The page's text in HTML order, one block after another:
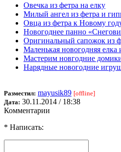
Овечка из фетра на елку
Милый ангел из фетра и
Овца из фетра к Новому
Новогоднее панно
Оригинальный сапожок из
Маленькая новогодняя
Мастерим новгодние
Нарядные новогодние
Разместил: mayusik89 [offline]
Дата: 30.11.2014 / 18:38
Комментарии
* Написать: